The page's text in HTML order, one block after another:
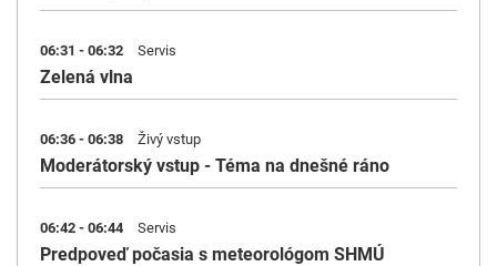
06:31 - 06:32 Servis
Zelená vlna
06:36 - 06:38 Živý vstup
Moderátorský vstup - Téma na dnešné ráno
06:42 - 06:44 Servis
Predpoveď počasia s meteorológom SHMÚ